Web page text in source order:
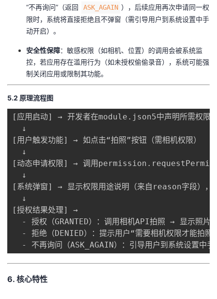
“不再询问”（返回
ASK_AGAIN ），后续应用再次申请同一权
限时，系统将直接拒绝且不弹窗（需引导用户到系统设置中手
动开启）。
​安全性保障​​：敏感权限（如相机、位置）的调用会被系统监
控，若应用存在滥用行为（如未授权偷偷录音），系统可能强
制关闭应用或限制其功能。
​5.2 原理流程图​
[应用启动] → 开发者在module.json5中声明所需权限（
  ↓
[用户触发功能] → 如点击“拍照”按钮（需相机权限）
  ↓
[动态申请权限] → 调用
  ↓
[系统弹窗] → 显示权限用途说明（来自reason字段），
  ↓
[授权结果处理] →
  - 授权（GRANTED）：调用相机API拍照 → 显示照片
  - 拒绝（DENIED）：提示用户“需要相机权限才能拍照”
- 不再询问（ASK_AGAIN）：引导用户到系统设置中手
​6. 核心特性​